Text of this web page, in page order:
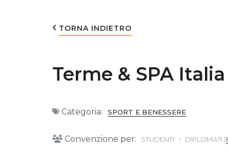
TORNA INDIETRO
Terme & SPA Italia
Categoria: SPORT E BENESSERE
Convenzione per: STUDENTI DIPLOMATI (